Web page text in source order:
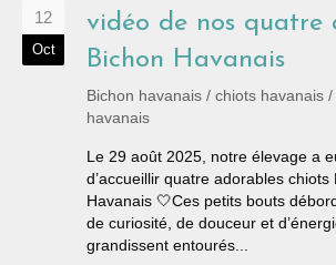
12
Oct
vidéo de nos quatre
Bichon Havanais
Bichon havanais / chiots havanais /
havanais
Le 29 août 2025, notre élevage a
d’accueillir quatre adorables chiots
Havanais 🤍Ces petits bouts
de curiosité, de douceur et
grandissent entourés...